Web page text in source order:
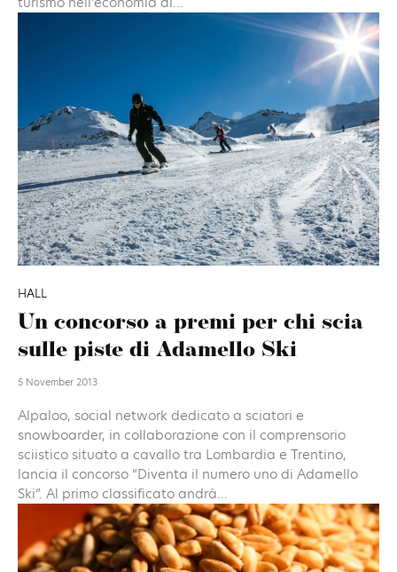
HALL
Un concorso a premi per chi scia
sulle piste di Adamello Ski
5 November 2013
Alpaloo, social network dedicato a sciatori e
snowboarder, in collaborazione con il comprensorio
sciistico situato a cavallo tra Lombardia e Trentino,
lancia il concorso “Diventa il numero uno di Adamello
Ski”. Al primo classificato andrà...